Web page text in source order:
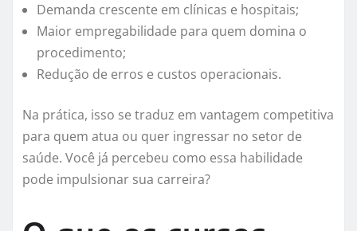
Demanda crescente em clínicas e hospitais;
Maior empregabilidade para quem domina o
procedimento;
Redução de erros e custos operacionais.
Na prática, isso se traduz em vantagem competitiva
para quem atua ou quer ingressar no setor de
saúde. Você já percebeu como essa habilidade
pode impulsionar sua carreira?